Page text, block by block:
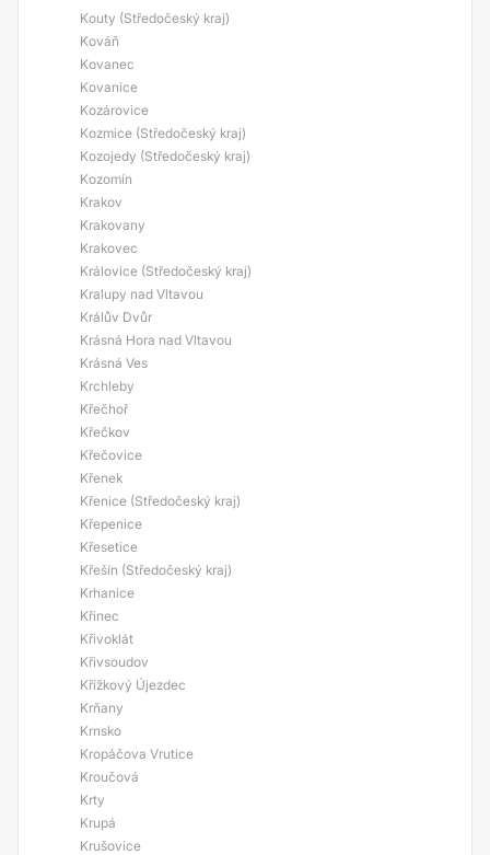
Kouty (Středočeský kraj)
Kováň
Kovanec
Kovanice
Kozárovice
Kozmice (Středočeský kraj)
Kozojedy (Středočeský kraj)
Kozomín
Krakov
Krakovany
Krakovec
Královice (Středočeský kraj)
Kralupy nad Vltavou
Králův Dvůr
Krásná Hora nad Vltavou
Krásná Ves
Krchleby
Křečhoř
Křečkov
Křečovice
Křenek
Křenice (Středočeský kraj)
Křepenice
Křesetice
Křešín (Středočeský kraj)
Krhanice
Křinec
Křivoklát
Křivsoudov
Křížkový Újezdec
Krňany
Krnsko
Kropáčova Vrutice
Kroučová
Krty
Krupá
Krušovice